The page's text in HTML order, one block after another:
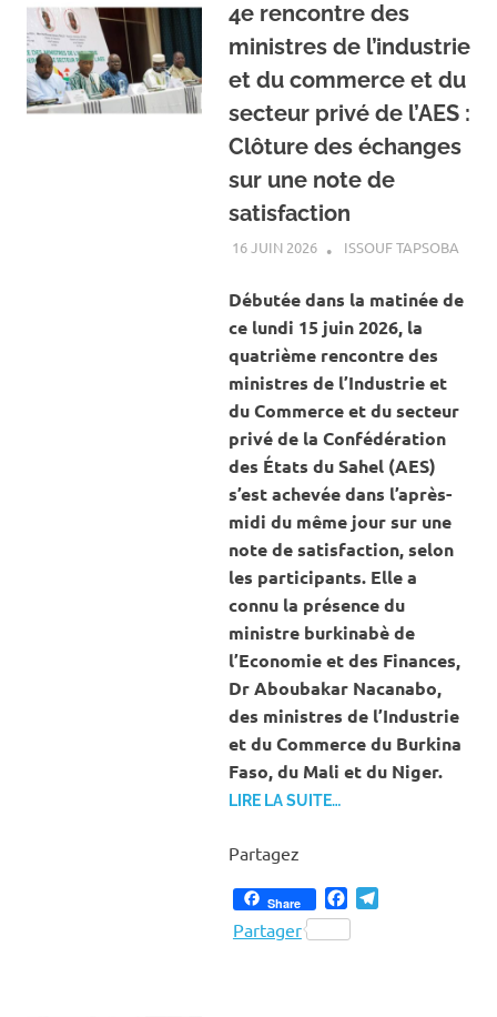
4e rencontre des
ministres de l’industrie
et du commerce et du
secteur privé de l’AES :
Clôture des échanges
sur une note de
satisfaction
16 JUIN 2026 ISSOUF TAPSOBAA LA
Débutée dans la matinée de
ce lundi 15 juin 2026, la
quatrième rencontre des
ministres de l’Industrie et
du Commerce et du secteur
privé de la Confédération
des États du Sahel (AES)
s’est achevée dans l’après-
midi du même jour sur une
note de satisfaction, selon
les participants. Elle a
connu la présence du
ministre burkinabè de
l’Economie et des Finances,
Dr Aboubakar Nacanabo,
des ministres de l’Industrie
et du Commerce du Burkina
Faso, du Mali et du Niger.
LIRE LA SUITE…
Partagez
Share Facebook
Partager